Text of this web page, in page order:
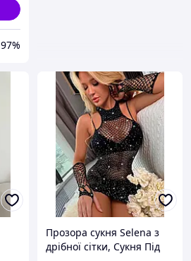
97%
Прозора сукня Selena з
дрібної сітки, Сукня Під